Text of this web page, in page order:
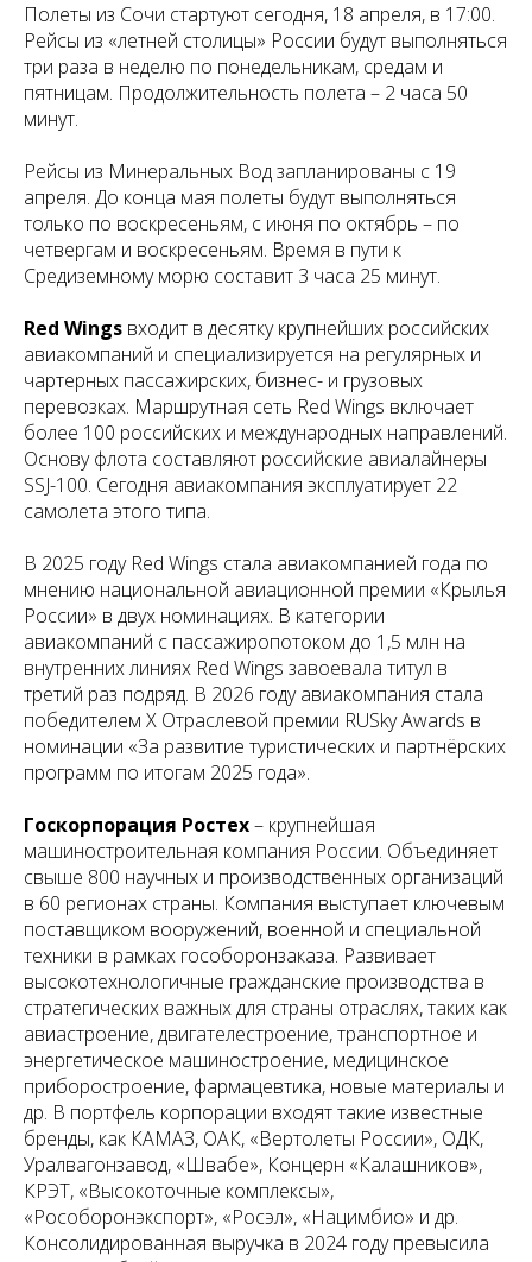
Полеты из Сочи стартуют сегодня, 18 апреля, в 17:00.
Рейсы из «летней столицы» России будут выполняться
три раза в неделю по понедельникам, средам и
пятницам. Продолжительность полета – 2 часа 50
минут.
Рейсы из Минеральных Вод запланированы с 19
апреля. До конца мая полеты будут выполняться
только по воскресеньям, с июня по октябрь – по
четвергам и воскресеньям. Время в пути к
Средиземному морю составит 3 часа 25 минут.
Red Wings входит в десятку крупнейших российских
авиакомпаний и специализируется на регулярных и
чартерных пассажирских, бизнес- и грузовых
перевозках. Маршрутная сеть Red Wings включает
более 100 российских и международных направлений.
Основу флота составляют российские авиалайнеры
SSJ-100. Сегодня авиакомпания эксплуатирует 22
самолета этого типа.
В 2025 году Red Wings стала авиакомпанией года по
мнению национальной авиационной премии «Крылья
России» в двух номинациях. В категории
авиакомпаний с пассажиропотоком до 1,5 млн на
внутренних линиях Red Wings завоевала титул в
третий раз подряд. В 2026 году авиакомпания стала
победителем X Отраслевой премии RUSky Awards в
номинации «За развитие туристических и партнёрских
программ по итогам 2025 года».
Госкорпорация Ростех– крупнейшая
машиностроительная компания России. Объединяет
свыше 800 научных и производственных организаций
в 60 регионах страны. Компания выступает ключевым
поставщиком вооружений, военной и специальной
техники в рамках гособоронзаказа. Развивает
высокотехнологичные гражданские производства в
стратегических важных для страны отраслях, таких как
авиастроение, двигателестроение, транспортное и
энергетическое машиностроение, медицинское
приборостроение, фармацевтика, новые материалы и
др. В портфель корпорации входят такие известные
бренды, как КАМАЗ, ОАК, «Вертолеты России», ОДК,
Уралвагонзавод, «Швабе», Концерн «Калашников»,
КРЭТ, «Высокоточные комплексы»,
«Рособоронэкспорт», «Росэл», «Нацимбио» и др.
Консолидированная выручка в 2024 году превысила